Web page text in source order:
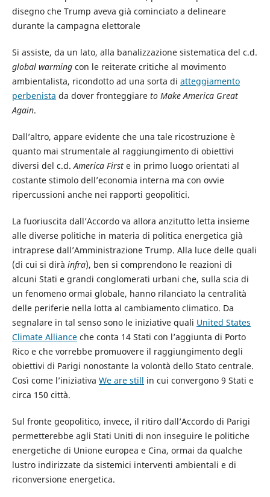
disegno che Trump aveva già cominciato a delineare
durante la campagna elettorale
Si assiste, da un lato, alla banalizzazione sistematica del c.d.
global warmingcon le reiterate critiche al movimento
ambientalista, ricondotto ad una sorta di atteggiamento
perbenista da dover fronteggiare to Make America Great
Again.
Dall’altro, appare evidente che una tale ricostruzione è
quanto mai strumentale al raggiungimento di obiettivi
diversi del c.d.America First e in primo luogo orientati al
costante stimolo dell’economia interna ma con ovvie
ripercussioni anche nei rapporti geopolitici.
La fuoriuscita dall’Accordo va allora anzitutto letta insieme
alle diverse politiche in materia di politica energetica già
intraprese dall’Amministrazione Trump. Alla luce delle quali
(di cui si dirà infra), ben si comprendono le reazioni di
alcuni Stati e grandi conglomerati urbani che, sulla scia di
un fenomeno ormai globale, hanno rilanciato la centralità
delle periferie nella lotta al cambiamento climatico. Da
segnalare in tal senso sono le iniziative quali United States
Climate Allianceche conta 14 Stati con l’aggiunta di Porto
Rico e che vorrebbe promuovere il raggiungimento degli
obiettivi di Parigi nonostante la volontà dello Stato centrale.
Così come l’iniziativa We are still in cui convergono 9 Stati e
circa 150 città.
Sul fronte geopolitico, invece, il ritiro dall’Accordo di Parigi
permetterebbe agli Stati Uniti di non inseguire le politiche
energetiche di Unione europea e Cina, ormai da qualche
lustro indirizzate da sistemici interventi ambientali e di
riconversione energetica.